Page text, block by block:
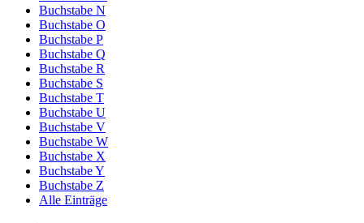
Buchstabe N
Buchstabe O
Buchstabe P
Buchstabe Q
Buchstabe R
Buchstabe S
Buchstabe T
Buchstabe U
Buchstabe V
Buchstabe W
Buchstabe X
Buchstabe Y
Buchstabe Z
Alle Einträge